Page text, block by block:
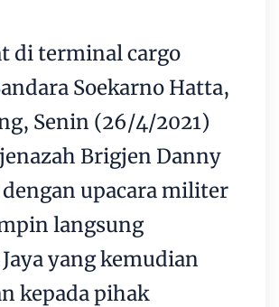
di terminal cargo
Soekarno Hatta,
Senin (26/4/2021)
Brigjen Danny
upacara militer
langsung
yang kemudian
kepada pihak